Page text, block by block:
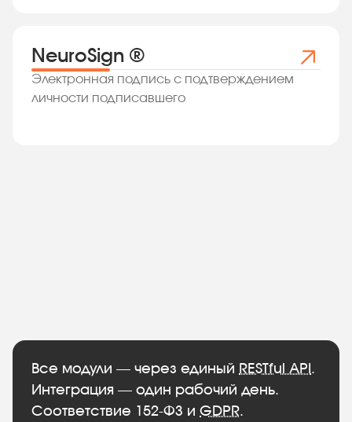
NeuroSign ®
Электронная подпись с подтверждением
личности подписавшего
Все модули — через единый RESTful API .
Интеграция — один рабочий день.
Соответствие 152-ФЗ и GDPR.